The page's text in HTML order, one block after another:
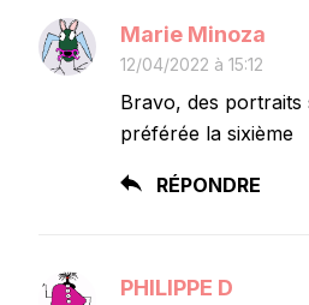
Marie Minoza
12/04/2022 à 15:12
Bravo, des
préférée la sixième
RÉPONDRE
PHILIPPE D